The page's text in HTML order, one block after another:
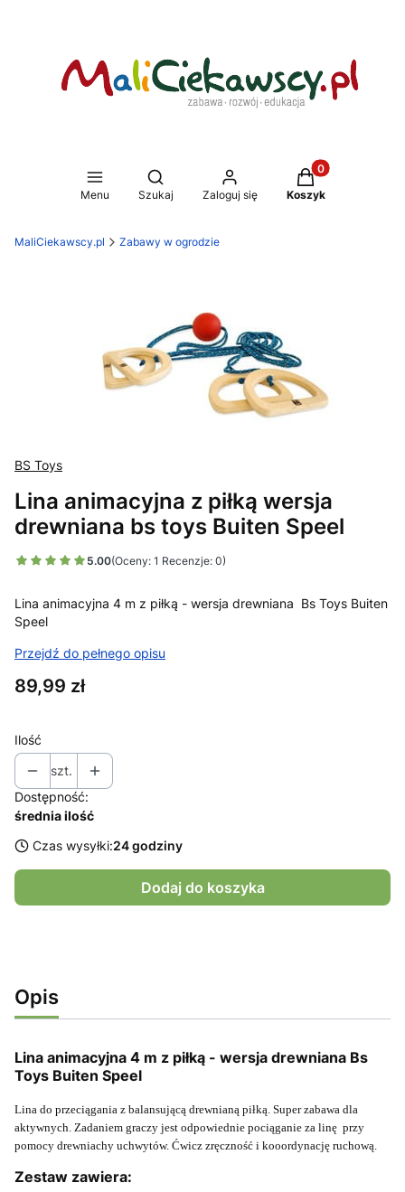
Menu
Otwórz wyszukiwarkę
Szukaj Zaloguj się
Produkty w
Koszyk
MaliCiekawscy.pl Zabawy w ogrodzie
BS Toys
Lina animacyjna z piłką wersja
drewniana bs toys Buiten Speel
5.00(Oceny: 1 Recenzje: 0)
Lina animacyjna 4 m z piłką - wersja drewniana Bs Toys Buiten
Speel
Przejdź do pełnego opisu
Cena
89,99 zł
Ilość
szt.
Dostępność:
średnia ilość
Czas wysyłki:24 godziny
Dodaj do koszyka
Opis
Lina animacyjna 4 m z piłką - wersja drewniana Bs
Toys Buiten Speel
Lina do przeciągania z balansującą drewnianą piłką. Super zabawa dla
aktywnych. Zadaniem graczy jest odpowiednie pociąganie za linę przy
pomocy drewniachy uchwytów. Ćwicz zręczność i kooordynację ruchową.
Zestaw zawiera: